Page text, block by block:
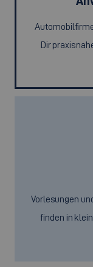
Dir
Vorlesungen
finden in